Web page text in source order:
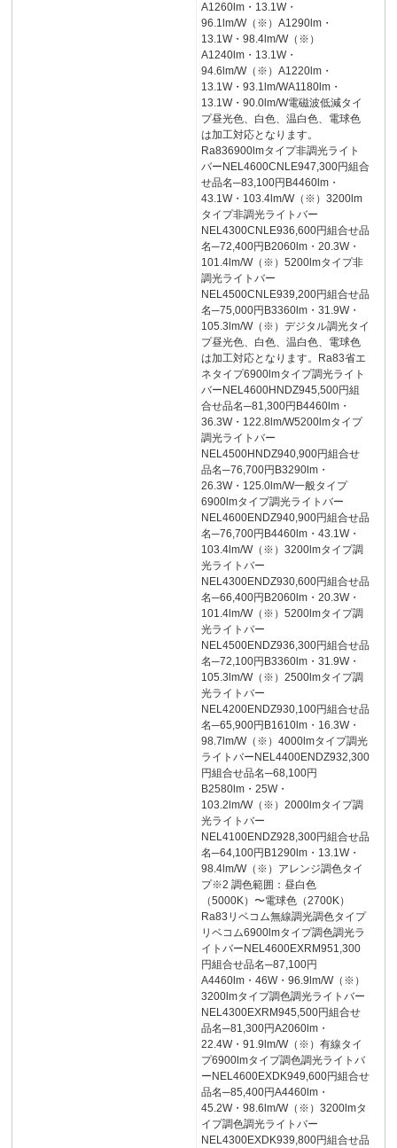
A1260lm・13.1W・
96.1lm/W（※）A1290lm・
13.1W・98.4lm/W（※）
A1240lm・13.1W・
94.6lm/W（※）A1220lm・
13.1W・93.1lm/WA1180lm・
13.1W・90.0lm/W電磁波低減タイ
プ昼光色、白色、温白色、電球色
は加工対応となります。
Ra836900lmタイプ非調光ライト
バーNEL4600CNLE947,300円組合
せ品名─83,100円B4460lm・
43.1W・103.4lm/W（※）3200lm
タイプ非調光ライトバー
NEL4300CNLE936,600円組合せ品
名─72,400円B2060lm・20.3W・
101.4lm/W（※）5200lmタイプ非
調光ライトバー
NEL4500CNLE939,200円組合せ品
名─75,000円B3360lm・31.9W・
105.3lm/W（※）デジタル調光タイ
プ昼光色、白色、温白色、電球色
は加工対応となります。Ra83省エ
ネタイプ6900lmタイプ調光ライト
バーNEL4600HNDZ945,500円組
合せ品名─81,300円B4460lm・
36.3W・122.8lm/W5200lmタイプ
調光ライトバー
NEL4500HNDZ940,900円組合せ
品名─76,700円B3290lm・
26.3W・125.0lm/W一般タイプ
6900lmタイプ調光ライトバー
NEL4600ENDZ940,900円組合せ品
名─76,700円B4460lm・43.1W・
103.4lm/W（※）3200lmタイプ調
光ライトバー
NEL4300ENDZ930,600円組合せ品
名─66,400円B2060lm・20.3W・
101.4lm/W（※）5200lmタイプ調
光ライトバー
NEL4500ENDZ936,300円組合せ品
名─72,100円B3360lm・31.9W・
105.3lm/W（※）2500lmタイプ調
光ライトバー
NEL4200ENDZ930,100円組合せ品
名─65,900円B1610lm・16.3W・
98.7lm/W（※）4000lmタイプ調光
ライトバーNEL4400ENDZ932,300
円組合せ品名─68,100円
B2580lm・25W・
103.2lm/W（※）2000lmタイプ調
光ライトバー
NEL4100ENDZ928,300円組合せ品
名─64,100円B1290lm・13.1W・
98.4lm/W（※）アレンジ調色タイ
プ※2 調色範囲：昼白色
（5000K）〜電球色（2700K）
Ra83リベコム無線調光調色タイプ
リベコム6900lmタイプ調色調光ラ
イトバーNEL4600EXRM951,300
円組合せ品名─87,100円
A4460lm・46W・96.9lm/W（※）
3200lmタイプ調色調光ライトバー
NEL4300EXRM945,500円組合せ
品名─81,300円A2060lm・
22.4W・91.9lm/W（※）有線タイ
プ6900lmタイプ調色調光ライトバ
ーNEL4600EXDK949,600円組合せ
品名─85,400円A4460lm・
45.2W・98.6lm/W（※）3200lmタ
イプ調色調光ライトバー
NEL4300EXDK939,800円組合せ品